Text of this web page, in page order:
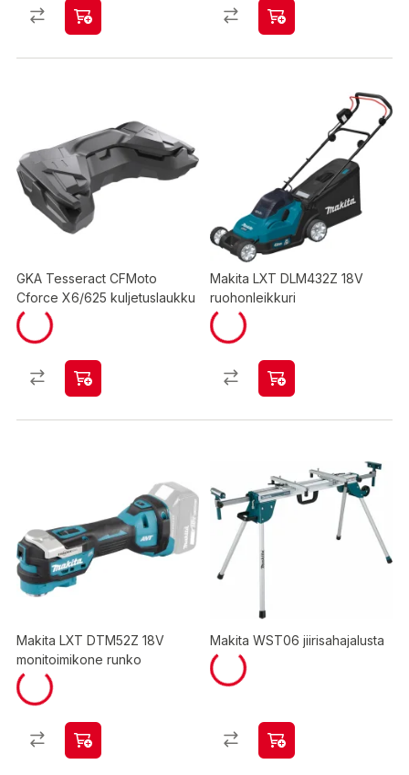
GKA Tesseract CFMoto
Cforce X6/625 kuljetuslaukku
Makita LXT DLM432Z 18V
ruohonleikkuri
Makita LXT DTM52Z 18V
monitoimikone runko
Makita WST06 jiirisahajalusta